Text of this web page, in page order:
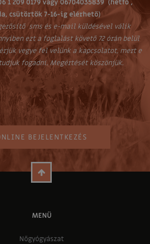
1 209 0179 vagy 06704035839 (hétfő ,
csütörtök 7-16-ig elérhető)
sms és e-mail küldésével válik
ezt a foglalást követő 72 órán belül
vegye fel velünk a kapcsolatot, mert e
fogadni. Megértését köszönjük.
BEJELENTKEZÉS
MENÜ
Nőgyógyászat